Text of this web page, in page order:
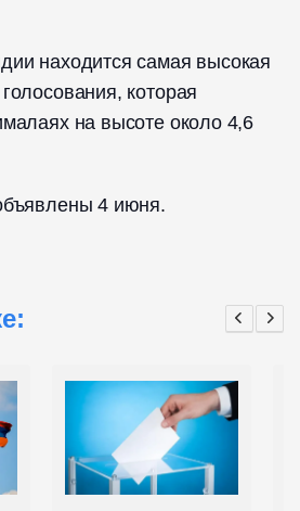
находится самая высокая
которая
на высоте около 4,6
4 июня.